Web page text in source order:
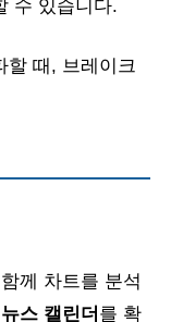
수 있습니다.
할 때, 브레이크
께 차트를 분석
뉴스 캘린더 를 확